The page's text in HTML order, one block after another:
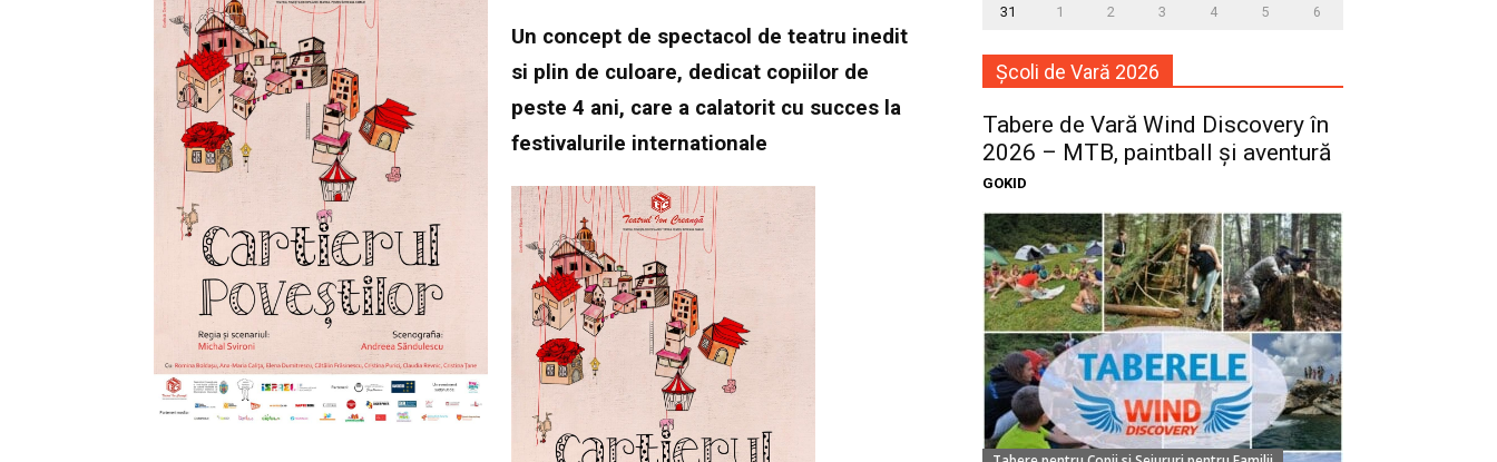
Un concept de spectacol de teatru inedit
si plin de culoare, dedicat copiilor de
peste 4 ani, care a calatorit cu succes la
festivalurile internationale
31 1 2 3 4 5 6
Școli de Vară 2026
Tabere de Vară Wind Discovery în
2026 – MTB, paintball și aventură
GOKID